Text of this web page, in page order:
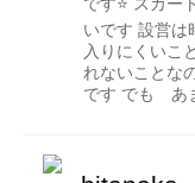
いです 設営は
入りにくいこ
れないことな
です でも あ